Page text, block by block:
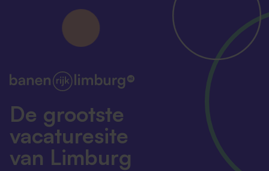
De grootste
vacaturesite
van Limburg